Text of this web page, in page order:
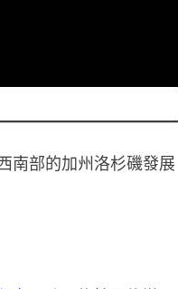
南部的加州洛杉磯發展